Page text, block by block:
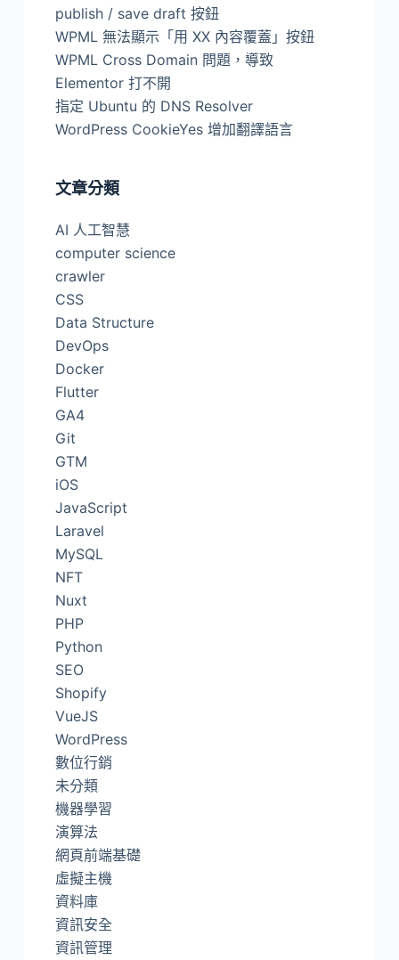
publish / save draft 按鈕
WPML 無法顯示「用 XX 內容覆蓋」按鈕
WPML Cross Domain 問題，導致
Elementor 打不開
指定 Ubuntu 的 DNS Resolver
WordPress CookieYes 增加翻譯語言
文章分類
AI 人工智慧
computer science
crawler
CSS
Data Structure
DevOps
Docker
Flutter
GA4
Git
GTM
iOS
JavaScript
Laravel
MySQL
NFT
Nuxt
PHP
Python
SEO
Shopify
VueJS
WordPress
數位行銷
未分類
機器學習
演算法
網頁前端基礎
虛擬主機
資料庫
資訊安全
資訊管理